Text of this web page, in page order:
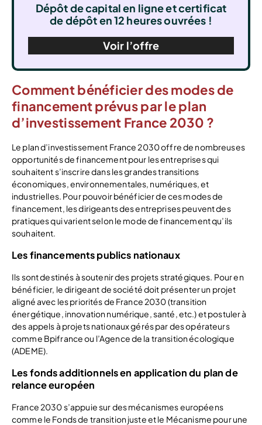
Dépôt de capital en ligne et certificat
de dépôt en 12 heures ouvrées !
Voir l’offre
Comment bénéficier des modes de
financement prévus par le plan
d’investissement France 2030 ?
Le plan d’investissement France 2030 offre de nombreuses
opportunités de financement pour les entreprises qui
souhaitent s’inscrire dans les grandes transitions
économiques, environnementales, numériques, et
industrielles. Pour pouvoir bénéficier de ces modes de
financement, les dirigeants des entreprises peuvent des
pratiques qui varient selon le mode de financement qu’ils
souhaitent.
Les financements publics nationaux
Ils sont destinés à soutenir des projets stratégiques. Pour en
bénéficier, le dirigeant de société doit présenter un projet
aligné avec les priorités de France 2030 (transition
énergétique, innovation numérique, santé, etc.) et postuler à
des appels à projets nationaux gérés par des opérateurs
comme Bpifrance ou l’Agence de la transition écologique
(ADEME).
Les fonds additionnels en application du plan de
relance européen
France 2030 s’appuie sur des mécanismes européens
comme le Fonds de transition juste et le Mécanisme pour une